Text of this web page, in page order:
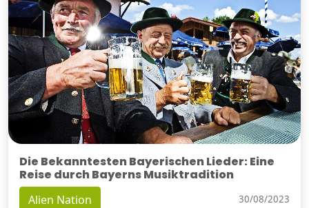
Die Bekanntesten Bayerischen Lieder: Eine
Reise durch Bayerns Musiktradition
Alien Nation 30/08/2023